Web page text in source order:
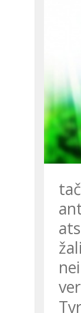
Tyrimams buvo naudojami mėginiai su didele polisacharidų